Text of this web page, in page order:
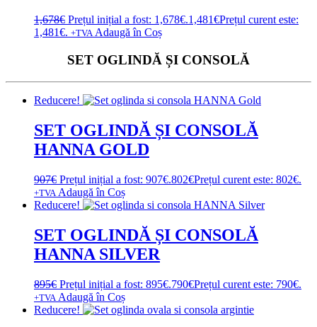
1,678€ Prețul inițial a fost: 1,678€.1,481€Prețul curent este:
1,481€. +TVA Adaugă în Coș
SET OGLINDĂ ȘI CONSOLĂ
Reducere!
SET OGLINDĂ ȘI CONSOLĂ
HANNA GOLD
907€ Prețul inițial a fost: 907€.802€Prețul curent este: 802€.
+TVA Adaugă în Coș
Reducere!
SET OGLINDĂ ȘI CONSOLĂ
HANNA SILVER
895€ Prețul inițial a fost: 895€.790€Prețul curent este: 790€.
+TVA Adaugă în Coș
Reducere!